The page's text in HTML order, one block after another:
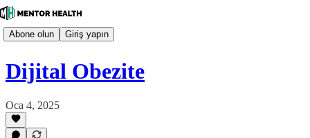
Abone olun Giriş yapın
Dijital Obezite
Oca 4, 2025